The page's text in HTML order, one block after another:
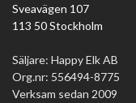
Sveavägen 107
113 50 Stockholm
Säljare: Happy Elk AB
Org.nr: 556494-8775
Verksam sedan 2009